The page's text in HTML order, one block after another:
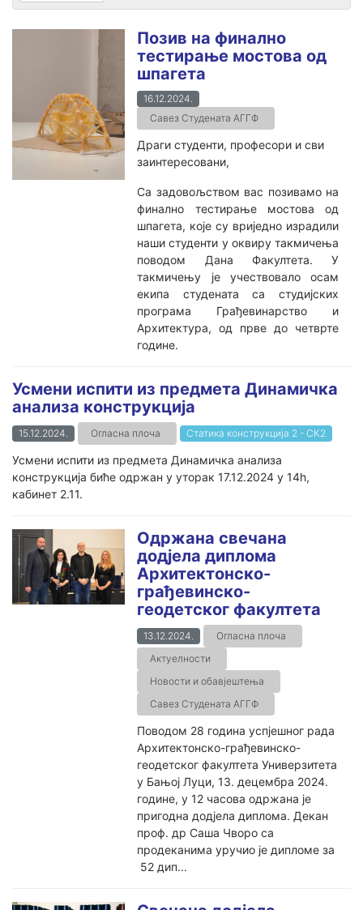
Позив на финално
тестирање мостова од
шпагета
16.12.2024.
Савез Студената АГГФ
Драги студенти, професори и сви
заинтересовани,
Са задовољством вас позивамо на
финално тестирање мостова од
шпагета, које су вриједно израдили
наши студенти у оквиру такмичења
поводом Дана Факултета. У
такмичењу је учествовало осам
екипа студената са студијских
програма Грађевинарство и
Архитектура, од прве до четврте
године.
Усмени испити из предмета Динамичка
анализа конструкција
15.12.2024. Огласна плоча Статика конструкција 2 - СК2
Усмени испити из предмета Динамичка анализа
конструкција биће одржан у уторак 17.12.2024 у 14h,
кабинет 2.11.
Одржана свечана
додјела диплома
Архитектонско-
грађевинско-
геодетског факултета
13.12.2024.
Огласна плоча
Актуелности
Новости и обавјештења
Савез Студената АГГФ
Поводом 28 годинa успјешног рада
Архитектонско-грађевинско-
геодетског факултета Универзитета
у Бањој Луци, 13. децембра 2024.
године, у 12 часова одржана је
пригодна додјела диплома. Декан
проф. др Саша Чворо са
продеканима уручио је дипломе за
52 дип...